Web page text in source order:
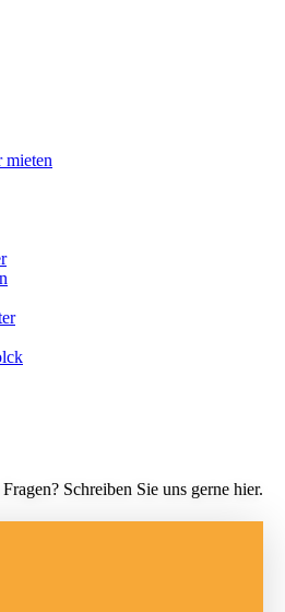
mieten
Schreiben Sie uns gerne hier.